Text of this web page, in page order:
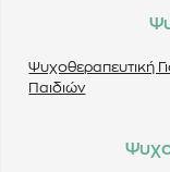
Ψυχοθεραπευτική
Παιδιών